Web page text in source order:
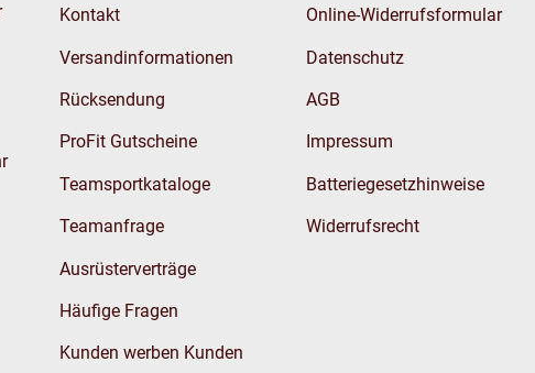
Kontakt
Versandinformationen
Rücksendung
ProFit Gutscheine
Teamsportkataloge
Teamanfrage
Ausrüsterverträge
Häufige Fragen
Kunden werben Kunden
Online-Widerrufsformular
Datenschutz
AGB
Impressum
Batteriegesetzhinweise
Widerrufsrecht